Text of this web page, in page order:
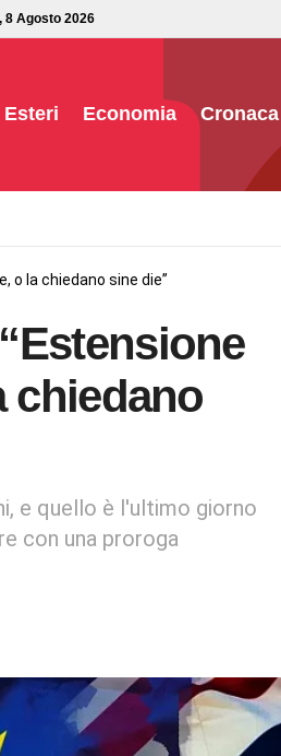
8 Agosto 2026
Esteri Economia Cronaca
o la chiedano sine die”
chiedano
e quello è l'ultimo giorno
con una proroga